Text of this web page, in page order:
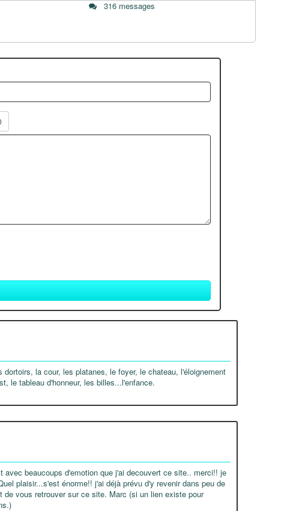
316 messages
la cour, les platanes, le foyer, le chateau, l'éloignement
le tableau d'honneur, les billes...l'enfance.
beaucoups d'emotion que j'ai decouvert ce site.. merci!! je
plaisir...s'est énorme!! j'ai déjà prévu d'y revenir dans peu de
vous retrouver sur ce site. Marc (si un lien existe pour